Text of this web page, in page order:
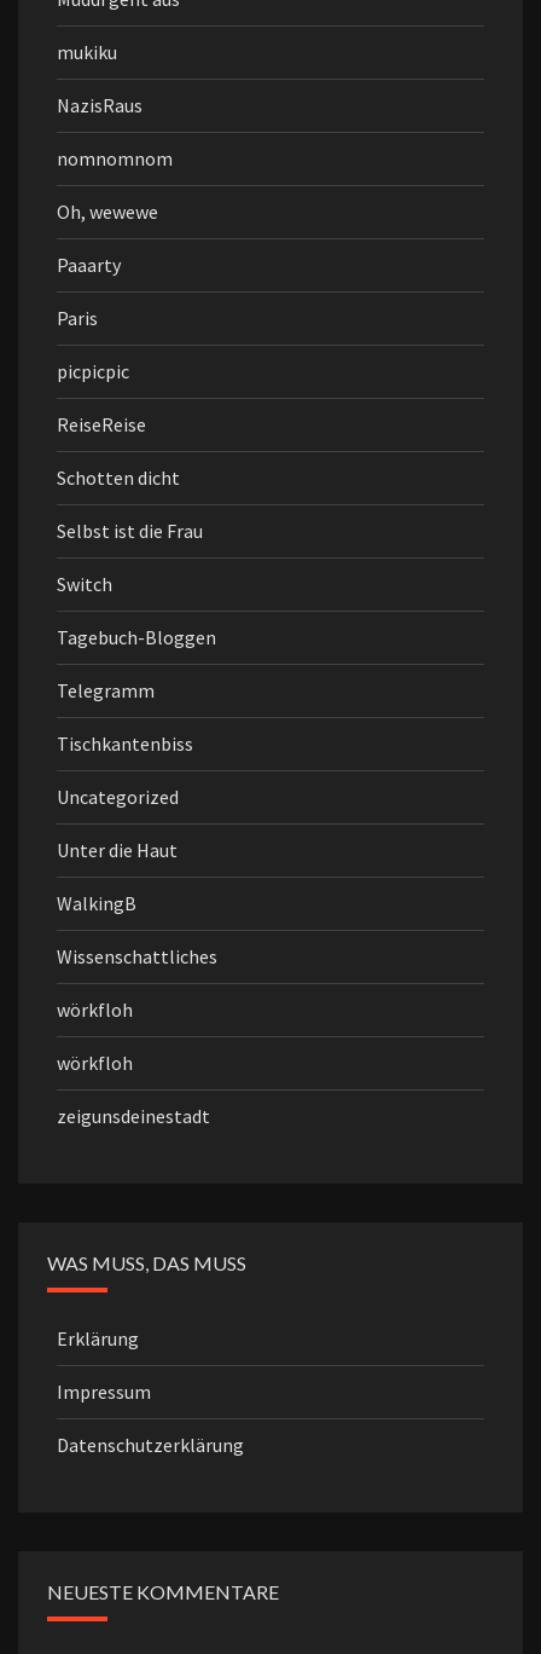
mukiku
NazisRaus
nomnomnom
Oh, wewewe
Paaarty
Paris
picpicpic
ReiseReise
Schotten dicht
Selbst ist die Frau
Switch
Tagebuch-Bloggen
Telegramm
Tischkantenbiss
Uncategorized
Unter die Haut
WalkingB
Wissenschattliches
wörkfloh
wörkfloh
zeigunsdeinestadt
WAS MUSS, DAS MUSS
Erklärung
Impressum
Datenschutzerklärung
NEUESTE KOMMENTARE